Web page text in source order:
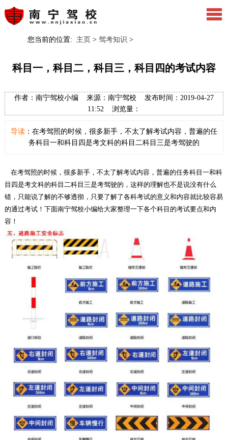
您当前的位置: 主页 > 驾考知识 >
科目一，科目二，科目三，科目四的考试内容
作者：南宁驾校小编 来源：南宁驾校 发布时间：2019-04-27
11:52 浏览量：
导读：在考驾照的时候，很多新手，不太了解考试内容，普遍的任
务科目一和科目四是考文科的科目二科目三是考驾驶的
在考驾照的时候，很多新手，不太了解考试内容，普遍的任务科目一和科
目四是考文科的科目二科目三是考驾驶的，这样的理解也不是说没有什么
错，只能说了解的不够透彻，只要了解了各科考试的意义和内容就比较容易
的通过考试！下面南宁驾校小编给大家整理一下各个科目的考试要点和内
容！